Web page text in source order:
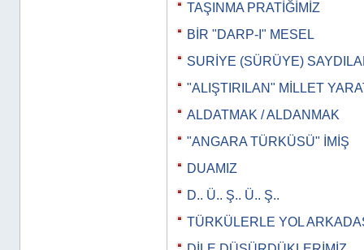
TAŞINMA PRATİĞİMİZ
BİR "DARP-I" MESEL
SURİYE (SÜRÜYE)
"ALIŞTIRILAN" MİLLET
ALDATMAK / ALDANMAK
"ANGARA TÜRKÜSÜ" İMİŞ
DUAMIZ
D.. Ü.. Ş.. Ü.. Ş..
TÜRKÜLERLE YOL